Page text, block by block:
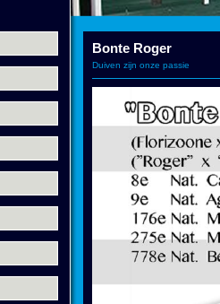
Bonte Roger
Duiven zijn onze passie